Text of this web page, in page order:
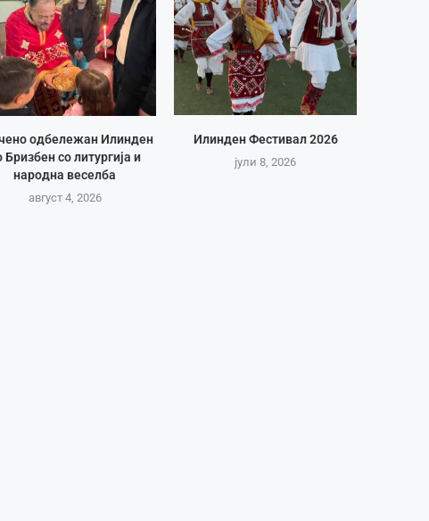
одбележан Илинден
Бризбен со литургија и
народна веселба
август 4, 2026
Илинден Фестивал 2026
јули 8, 2026